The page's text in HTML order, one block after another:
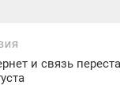
и связь